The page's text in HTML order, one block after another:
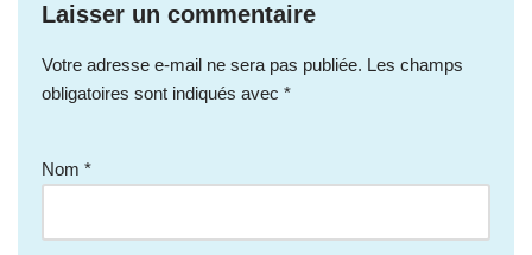
Laisser un commentaire
Votre adresse e-mail ne sera pas publiée. Les champs
obligatoires sont indiqués avec *
Nom *